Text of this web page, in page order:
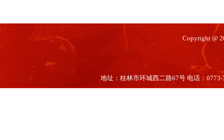
Copyright @
地址：桂林市环城西二路67号 电话：